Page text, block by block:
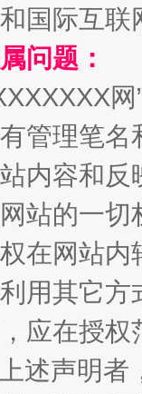
国际互
问题：
管理笔
内容和
站的一
在网站
用其它
应在授
述声明